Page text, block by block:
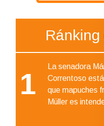
1
La senadora
Correntoso
que mapuches
Müller es